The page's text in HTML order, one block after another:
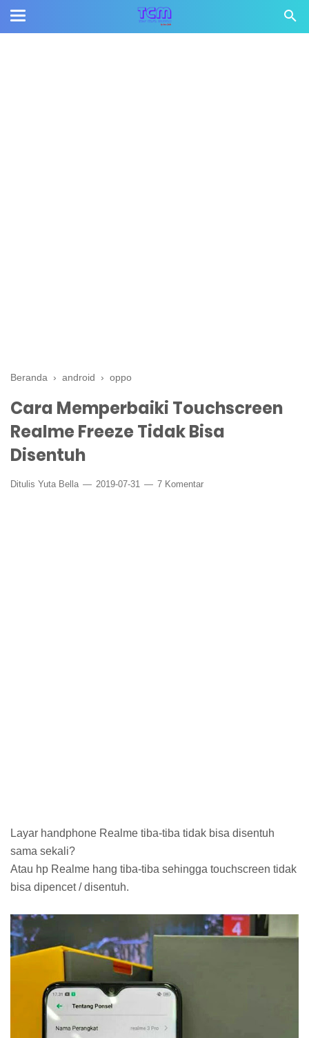
Beranda › android › oppo
Cara Memperbaiki Touchscreen
Realme Freeze Tidak Bisa
Disentuh
Ditulis Yuta Bella 2019-07-31 7 Komentar
Layar handphone Realme tiba-tiba tidak bisa disentuh
sama sekali?
Atau hp Realme hang tiba-tiba sehingga touchscreen tidak
bisa dipencet / disentuh.